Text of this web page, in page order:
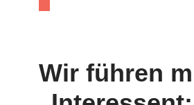
Wir führen